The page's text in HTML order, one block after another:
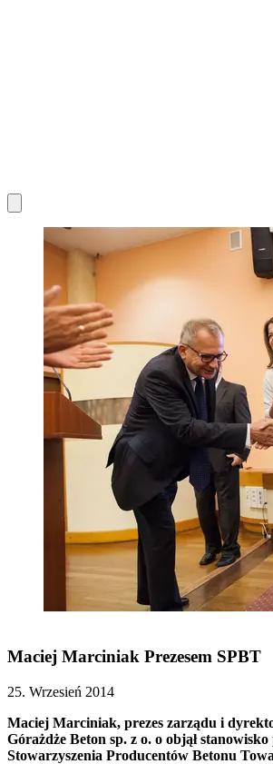
Maciej Marciniak Prezesem SPBT
25. Wrzesień 2014
Maciej Marciniak, prezes zarządu i
Górażdże Beton sp. z o. o objął stanowisko
Stowarzyszenia Producentów Betonu